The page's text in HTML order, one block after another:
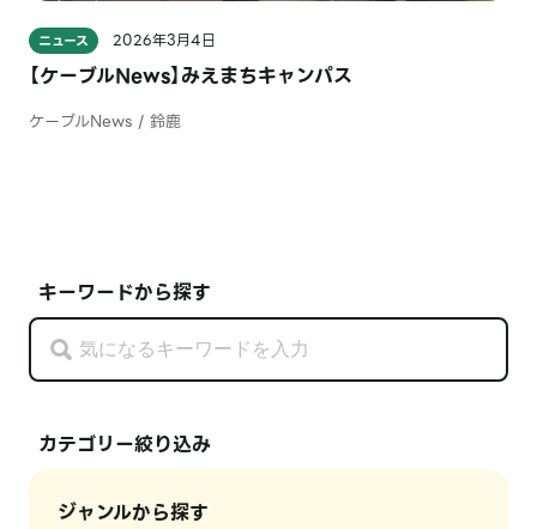
キーワードから探す
カテゴリー絞り込み
ジャンルから探す
ニュース 2026年3月4日
【ケーブルNews】みえまちキャンパス
ケーブルNews / 鈴鹿